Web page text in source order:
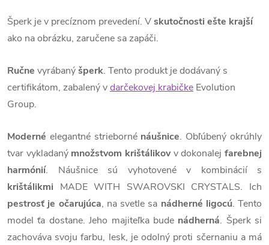
Šperk je v precíznom prevedení. Vskutočnosti ešte krajší
ako na obrázku, zaručene sa zapáči.
Ručne vyrábanýšperk. Tento produkt je dodávaný s
certifikátom, zabalený vdarčekovej krabičke Evolution
Group.
Moderné elegantné strieborné náušnice. Obľúbený okrúhly
tvar vykladaný množstvom krištálikovv dokonalejfarebnej
harmónií. Náušnice sú vyhotovené v kombinácií s
krištálikmi MADE WITH SWAROVSKI CRYSTALS. Ich
pestrosť je očarujúca, na svetle sa nádherné ligocú. Tento
model ťa dostane. Jeho majiteľka bude nádherná. Šperk si
zachováva svoju farbu, lesk, je odolný proti sčernaniu a má